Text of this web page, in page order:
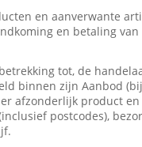
en aanverwante
en betaling
tot, de
binnen zijn Aanbod
afzonderlijk product
postcodes),